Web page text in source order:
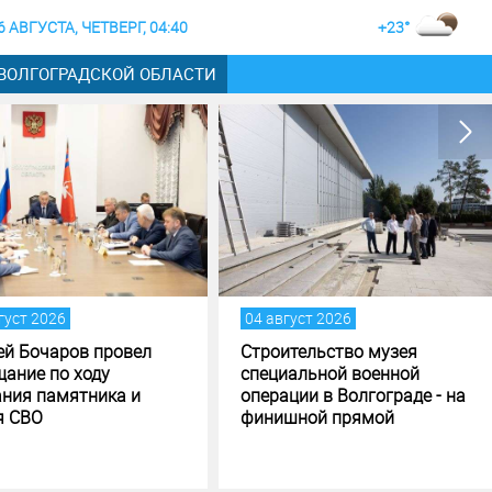
АВГУСТА, ЧЕТВЕРГ, 04:40 +23°
ОБЛАСТИ
2026
музея
военной
в Волгограде - на
прямой
02 август 2026
Жителей и гостей
Волгоградской области
приглашают принять
участие в фотоконкурсе